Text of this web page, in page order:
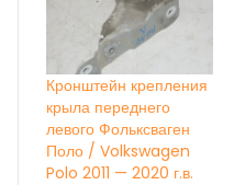
Кронштейн крепления
крыла переднего
левого Фольксваген
Поло / Volkswagen
Polo 2011 — 2020 г.в.